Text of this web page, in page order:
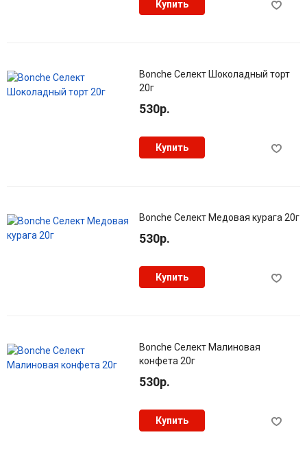
Купить
Bonche Селект Шоколадный торт
20г
530р.
Купить
Bonche Селект Медовая курага 20г
530р.
Купить
Bonche Селект Малиновая
конфета 20г
530р.
Купить